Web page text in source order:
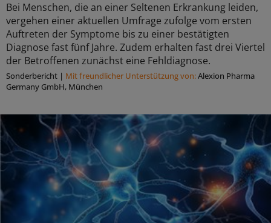
Bei Menschen, die an einer Seltenen Erkrankung leiden,
vergehen einer aktuellen Umfrage zufolge vom ersten
Auftreten der Symptome bis zu einer bestätigten
Diagnose fast fünf Jahre. Zudem erhalten fast drei Viertel
der Betroffenen zunächst eine Fehldiagnose.
Sonderbericht | Mit freundlicher Unterstützung von:Alexion Pharma
Germany GmbH, München